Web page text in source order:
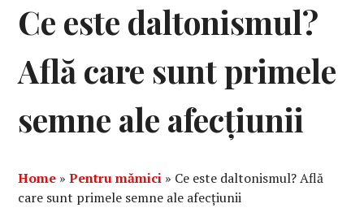
Ce este daltonismul?
Află care sunt primele
semne ale afecțiunii
Home »Pentru mămici » Ce este daltonismul? Află
care sunt primele semne ale afecțiunii